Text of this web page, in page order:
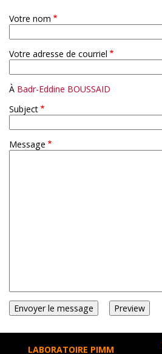
Votre nom
Votre adresse de courriel
À Badr-Eddine BOUSSAID
Subject
Message
LABORATOIRE PIMM